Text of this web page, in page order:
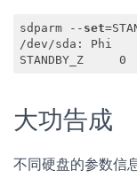
sdparm -- set
/dev/sda: Phi
STANDBY_Z
大功告成
不同硬盘的参数信